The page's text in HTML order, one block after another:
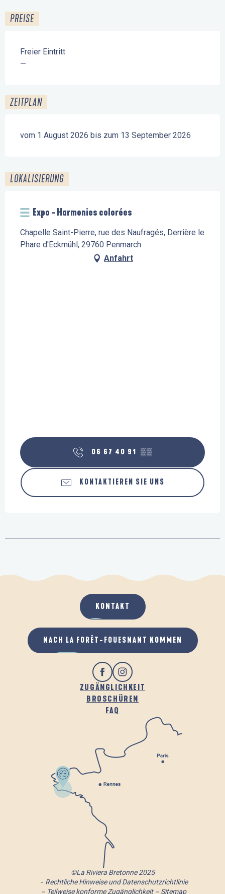
PREISE
Freier Eintritt
—
ZEITPLAN
vom 1 August 2026 bis zum 13 September 2026
LOKALISIERUNG
Expo - Harmonies colorées
Chapelle Saint-Pierre, rue des Naufragés, Derrière le
Phare d'Eckmühl, 29760 Penmarch
Anfahrt
06 67 40 91 ▒▒
KONTAKTIEREN SIE UNS
ZUGÄNGLICHKEIT
BROSCHÜREN
FAQ
KONTAKT
NACH LA FORÊT-FOUESNANT KOMMEN
©La Riviera Bretonne 2025
Rechtliche Hinweise und Datenschutzrichtlinie
Teilweise konforme Zugänglichkeit
Sitemap